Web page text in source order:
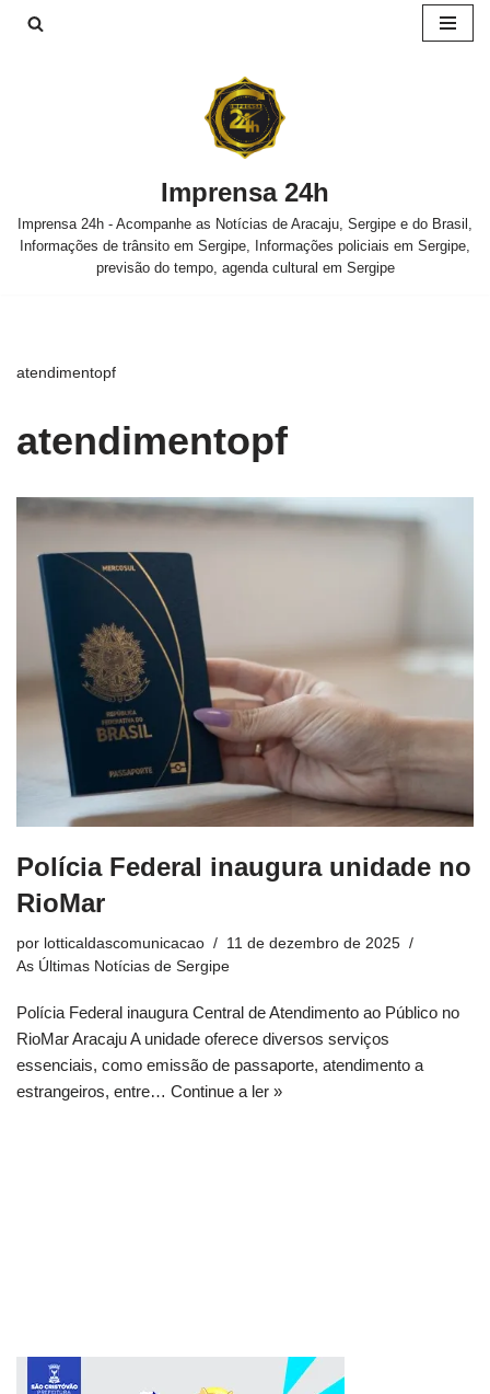
Imprensa 24h
Imprensa 24h - Acompanhe as Notícias de Aracaju, Sergipe e do Brasil,
Informações de trânsito em Sergipe, Informações policiais em Sergipe,
previsão do tempo, agenda cultural em Sergipe
atendimentopf
atendimentopf
Polícia Federal inaugura unidade no
RioMar
por lotticaldascomunicacao
11 de dezembro de 2025
As Últimas Notícias de Sergipe
Polícia Federal inaugura Central de Atendimento ao Público no
RioMar Aracaju A unidade oferece diversos serviços
essenciais, como emissão de passaporte, atendimento a
estrangeiros, entre… Continue a ler »